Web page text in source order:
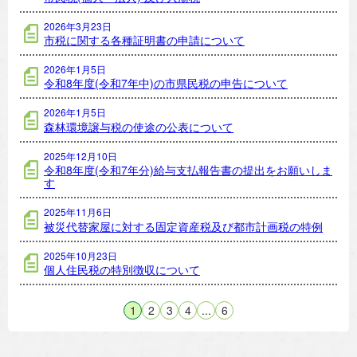
2026年3月23日
市税に関する各種証明書の申請について
2026年1月5日
令和8年度(令和7年中)の市県民税の申告について
2026年1月5日
森林環境譲与税の使途の公表について
2025年12月10日
令和8年度(令和7年分)給与支払報告書の提出をお願いしま
す
2025年11月6日
被災代替家屋に対する固定資産税及び都市計画税の特例
2025年10月23日
個人住民税の特別徴収について
1 2 3 4 ... 6